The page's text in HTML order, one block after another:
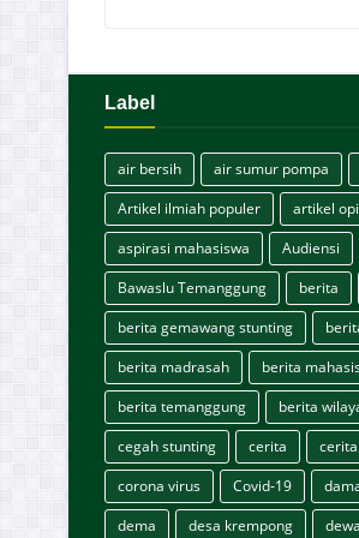
Label
air bersih air sumur pompa
Artikel ilmiah populer
artikel
aspirasi mahasiswa
Audiensi
Bawaslu Temanggung
berita
berita gemawang stunting
berita madrasah
berita
berita temanggung
berita
cegah stunting
cerita
corona virus
Covid-19
dema
desa krempong